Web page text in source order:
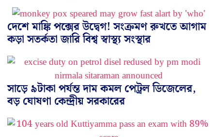
দেশে মাঙ্কি পক্সের উদ্বেগ! সংক্রমণ রুখতে আগাম
কড়া সতর্কতা জারি বিশ্ব স্বাস্থ্য সংস্থার
সাড়ে ৯টাকা পর্যন্ত দাম কমল পেট্রল ডিজেলের,
বড় ঘোষণা কেন্দ্রীয় সরকারের